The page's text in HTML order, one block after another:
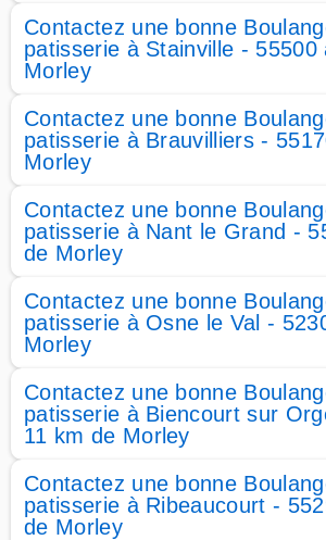
Contactez une bonne
patisserie à Stainville - 55500
Morley
Contactez une bonne
patisserie à Brauvilliers -
Morley
Contactez une bonne
patisserie à Nant le Grand -
de Morley
Contactez une bonne
patisserie à Osne le Val -
Morley
Contactez une bonne
patisserie à Biencourt sur
11 km de Morley
Contactez une bonne
patisserie à Ribeaucourt -
de Morley